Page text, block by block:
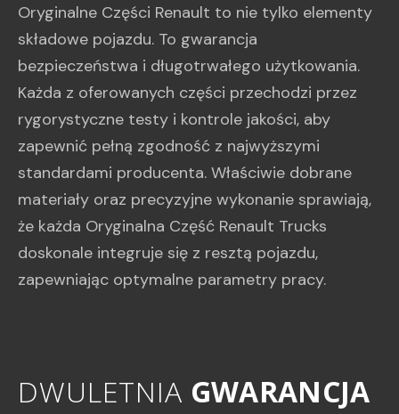
Oryginalne Części Renault to nie tylko elementy
składowe pojazdu. To gwarancja
bezpieczeństwa i długotrwałego użytkowania.
Każda z oferowanych części przechodzi przez
rygorystyczne testy i kontrole jakości, aby
zapewnić pełną zgodność z najwyższymi
standardami producenta. Właściwie dobrane
materiały oraz precyzyjne wykonanie sprawiają,
że każda Oryginalna Część Renault Trucks
doskonale integruje się z resztą pojazdu,
zapewniając optymalne parametry pracy.
DWULETNIAGWARANCJA
DWULETNIA GWARANCJA